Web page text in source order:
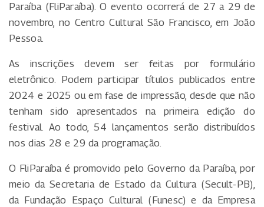
Paraíba (FliParaíba). O evento ocorrerá de 27 a 29 de
novembro, no Centro Cultural São Francisco, em João
Pessoa.
As inscrições devem ser feitas por formulário
eletrônico. Podem participar títulos publicados entre
2024 e 2025 ou em fase de impressão, desde que não
tenham sido apresentados na primeira edição do
festival. Ao todo, 54 lançamentos serão distribuídos
nos dias 28 e 29 da programação.
O FliParaíba é promovido pelo Governo da Paraíba, por
meio da Secretaria de Estado da Cultura (Secult-PB),
da Fundação Espaço Cultural (Funesc) e da Empresa